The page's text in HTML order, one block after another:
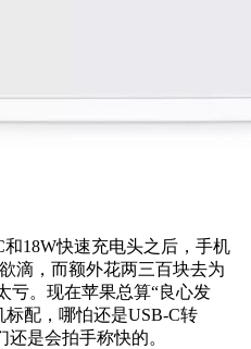
和18W快速充电头之后，手机
滴，而额外花两三百块去为
亏。现在苹果总算“良心发
配，哪怕还是USB-C转
还是会拍手称快的。